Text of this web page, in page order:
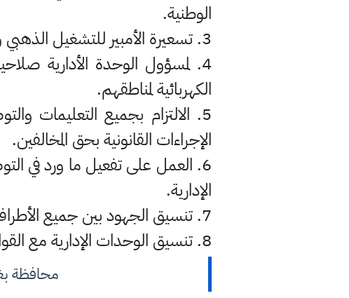
الوطنية.
3. تسعيرة الأمبير للتشغيل الذهبي ولمدة 24 ساعة بـ(13,000) دينار، وبالتناوب مع الكهرباء الوطنية.
4. لمسؤول الوحدة الأدارية
الكهربائية لمناطقهم.
5. الالتزام بجميع التعليمات
الإجراءات القانونية بحق المخالفين.
6. العمل على تفعيل ما ورد في
الإدارية.
7. تنسيق الجهود بين جميع الأطراف المعنية والوقوف ضد كل من يحاول استغلال حاجة المواطن.
8. تنسيق الوحدات الإدارية مع القوات الأمنية بمتابعة مدى التزام أصحاب المولدات ومحاسبة المخالفين منهم.
محافظة